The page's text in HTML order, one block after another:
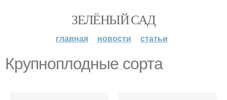
ЗЕЛЁНЫЙ САД
главная новости статьи
Крупноплодные сорта